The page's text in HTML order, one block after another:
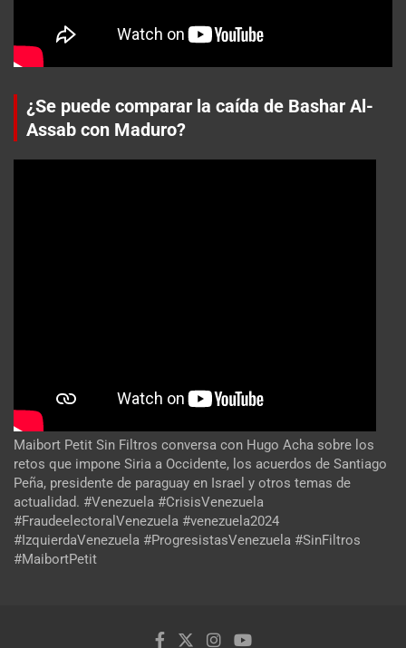
¿Se puede comparar la caída de Bashar Al-
Assab con Maduro?
Maibort Petit Sin Filtros conversa con Hugo Acha sobre los
retos que impone Siria a Occidente, los acuerdos de Santiago
Peña, presidente de paraguay en Israel y otros temas de
actualidad. #Venezuela #CrisisVenezuela
#FraudeelectoralVenezuela #venezuela2024
#IzquierdaVenezuela #ProgresistasVenezuela #SinFiltros
#MaibortPetit